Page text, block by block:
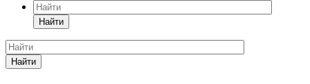
Найти
Найти